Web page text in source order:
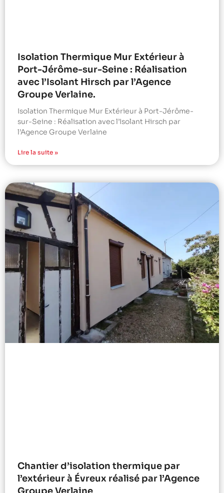
Isolation Thermique Mur Extérieur à
Port-Jérôme-sur-Seine : Réalisation
avec l’Isolant Hirsch par l’Agence
Groupe Verlaine.
Isolation Thermique Mur Extérieur à Port-Jérôme-
sur-Seine : Réalisation avec l’Isolant Hirsch par
l’Agence Groupe Verlaine
Lire la suite »
Chantier d’isolation thermique par
l’extérieur à Évreux réalisé par l’Agence